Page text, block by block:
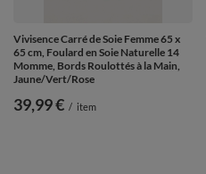
Vivisence Carré de Soie Femme 65 x
65 cm, Foulard en Soie Naturelle 14
Momme, Bords Roulottés à la Main,
Jaune/Vert/Rose
39,99 € / item